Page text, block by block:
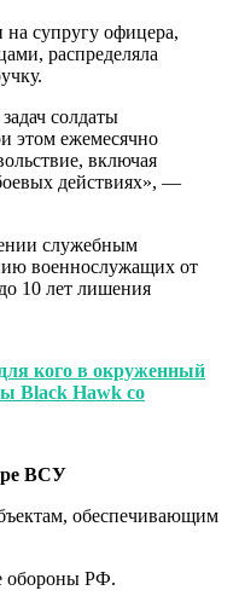
супругу офицера,
распределяла
солдаты
этом ежемесячно
включая
действиях», —
служебным
военнослужащих от
10 лет лишения
кого в окруженный
Black Hawk со
ВСУ
обеспечивающим
обороны РФ.